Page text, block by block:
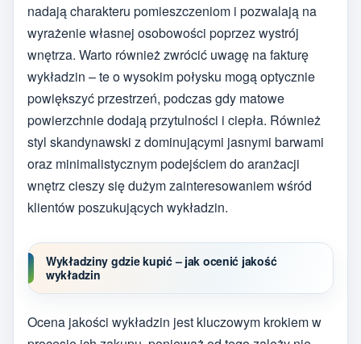
nadają charakteru pomieszczeniom i pozwalają na
wyrażenie własnej osobowości poprzez wystrój
wnętrza. Warto również zwrócić uwagę na fakturę
wykładzin – te o wysokim połysku mogą optycznie
powiększyć przestrzeń, podczas gdy matowe
powierzchnie dodają przytulności i ciepła. Również
styl skandynawski z dominującymi jasnymi barwami
oraz minimalistycznym podejściem do aranżacji
wnętrz cieszy się dużym zainteresowaniem wśród
klientów poszukujących wykładzin.
Wykładziny gdzie kupić – jak ocenić jakość
wykładzin
Ocena jakości wykładzin jest kluczowym krokiem w